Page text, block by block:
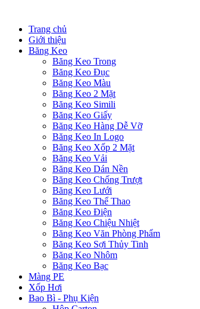
Trang chủ
Giới thiệu
Băng Keo
Băng Keo Trong
Băng Keo Đục
Băng Keo Màu
Băng Keo 2 Mặt
Băng Keo Simili
Băng Keo Giấy
Băng Keo Hàng Dễ Vỡ
Băng Keo In Logo
Băng Keo Xốp 2 Mặt
Băng Keo Vải
Băng Keo Dán Nền
Băng Keo Chống Trượt
Băng Keo Lưới
Băng Keo Thể Thao
Băng Keo Điện
Băng Keo Chiệu Nhiệt
Băng Keo Văn Phòng Phẩm
Băng Keo Sợi Thủy Tinh
Băng Keo Nhôm
Băng Keo Bạc
Màng PE
Xốp Hơi
Bao Bì - Phụ Kiện